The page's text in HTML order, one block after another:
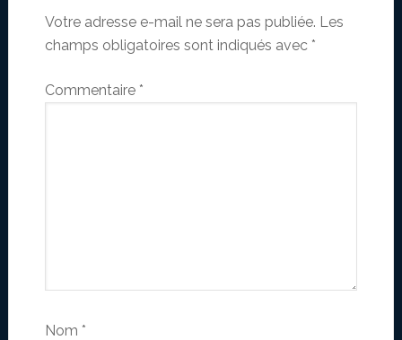
Votre adresse e-mail ne sera pas publiée. Les
champs obligatoires sont indiqués avec *
Commentaire *
Nom *